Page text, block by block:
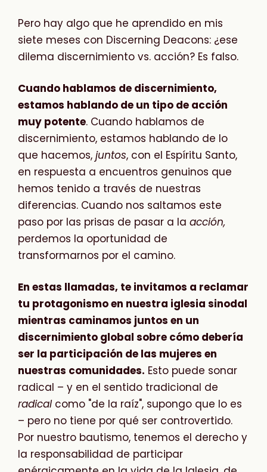
Pero hay algo que he aprendido en mis
siete meses con Discerning Deacons: ¿ese
dilema discernimiento vs. acción? Es falso.
Cuando hablamos de discernimiento,
estamos hablando de un tipo de acción
muy potente. Cuando hablamos de
discernimiento, estamos hablando de lo
que hacemos, juntos, con el Espíritu Santo,
en respuesta a encuentros genuinos que
hemos tenido a través de nuestras
diferencias. Cuando nos saltamos este
paso por las prisas de pasar a la acción,
perdemos la oportunidad de
transformarnos por el camino.
En estas llamadas, te invitamos a reclamar
tu protagonismo en nuestra iglesia sinodal
mientras caminamos juntos en un
discernimiento global sobre cómo debería
ser la participación de las mujeres en
nuestras comunidades. Esto puede sonar
radical – y en el sentido tradicional de
radical como "de la raíz", supongo que lo es
– pero no tiene por qué ser controvertido.
Por nuestro bautismo, tenemos el derecho y
la responsabilidad de participar